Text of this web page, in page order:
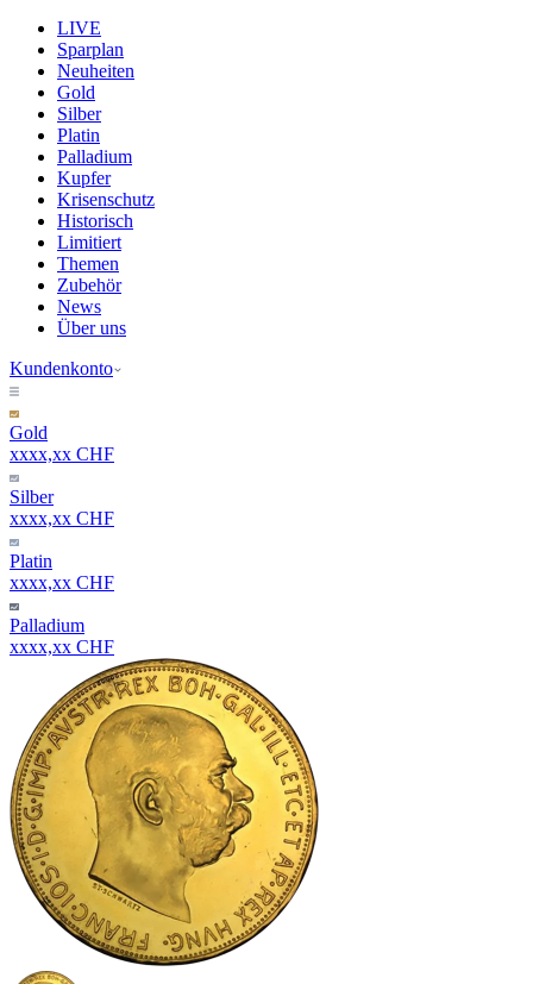
LIVE
Sparplan
Neuheiten
Gold
Silber
Platin
Palladium
Kupfer
Krisenschutz
Historisch
Limitiert
Themen
Zubehör
News
Über uns
Kundenkonto
Gold
xxxx,xx CHF
Silber
xxxx,xx CHF
Platin
xxxx,xx CHF
Palladium
xxxx,xx CHF